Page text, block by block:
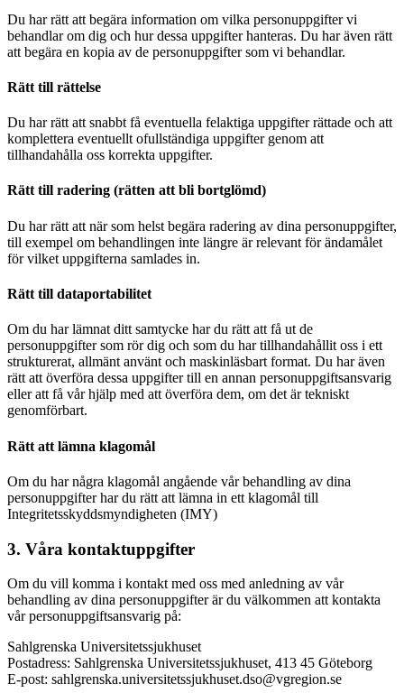
Du har rätt att begära information om vilka personuppgifter vi
behandlar om dig och hur dessa uppgifter hanteras. Du har även rätt
att begära en kopia av de personuppgifter som vi behandlar.
Rätt till rättelse
Du har rätt att snabbt få eventuella felaktiga uppgifter rättade och att
komplettera eventuellt ofullständiga uppgifter genom att
tillhandahålla oss korrekta uppgifter.
Rätt till radering (rätten att bli bortglömd)
Du har rätt att när som helst begära radering av dina personuppgifter,
till exempel om behandlingen inte längre är relevant för ändamålet
för vilket uppgifterna samlades in.
Rätt till dataportabilitet
Om du har lämnat ditt samtycke har du rätt att få ut de
personuppgifter som rör dig och som du har tillhandahållit oss i ett
strukturerat, allmänt använt och maskinläsbart format. Du har även
rätt att överföra dessa uppgifter till en annan personuppgiftsansvarig
eller att få vår hjälp med att överföra dem, om det är tekniskt
genomförbart.
Rätt att lämna klagomål
Om du har några klagomål angående vår behandling av dina
personuppgifter har du rätt att lämna in ett klagomål till
Integritetsskyddsmyndigheten (IMY)
3. Våra kontaktuppgifter
Om du vill komma i kontakt med oss med anledning av vår
behandling av dina personuppgifter är du välkommen att kontakta
vår personuppgiftsansvarig på:
Sahlgrenska Universitetssjukhuset
Postadress: Sahlgrenska Universitetssjukhuset, 413 45 Göteborg
E-post: sahlgrenska.universitetssjukhuset.dso@vgregion.se